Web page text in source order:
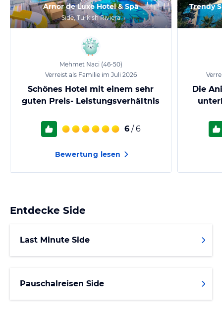
Arnor de Luxe Hotel & Spa
Side, Turkish Riviera
Mehmet Naci (46-50)
Verreist als Familie im Juli 2026
Schönes Hotel mit einem sehr
guten Preis- Leistungsverhältnis
6 / 6
Bewertung lesen
Trendy
Die
Entdecke Side
Last Minute Side
Pauschalreisen Side